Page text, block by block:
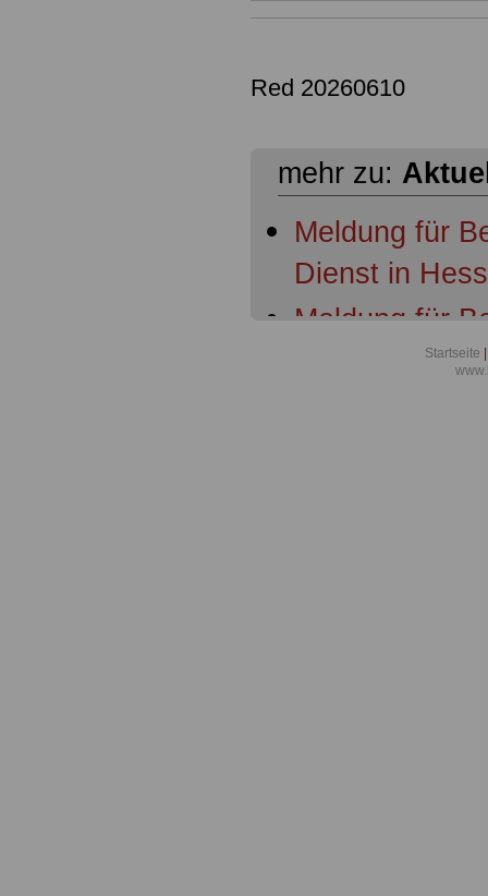
Red 20260610
mehr zu:
Meldung für
Dienst in
Meldung für
Dienst inStartseite